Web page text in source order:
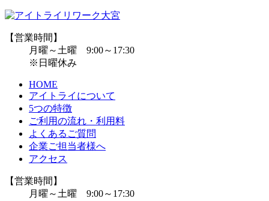
【営業時間】
月曜～土曜 9:00～17:30
※日曜休み
HOME
アイトライについて
5つの特徴
ご利用の流れ・利用料
よくあるご質問
企業ご担当者様へ
アクセス
【営業時間】
月曜～土曜 9:00～17:30